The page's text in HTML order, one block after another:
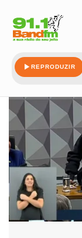
REPRODUZIR